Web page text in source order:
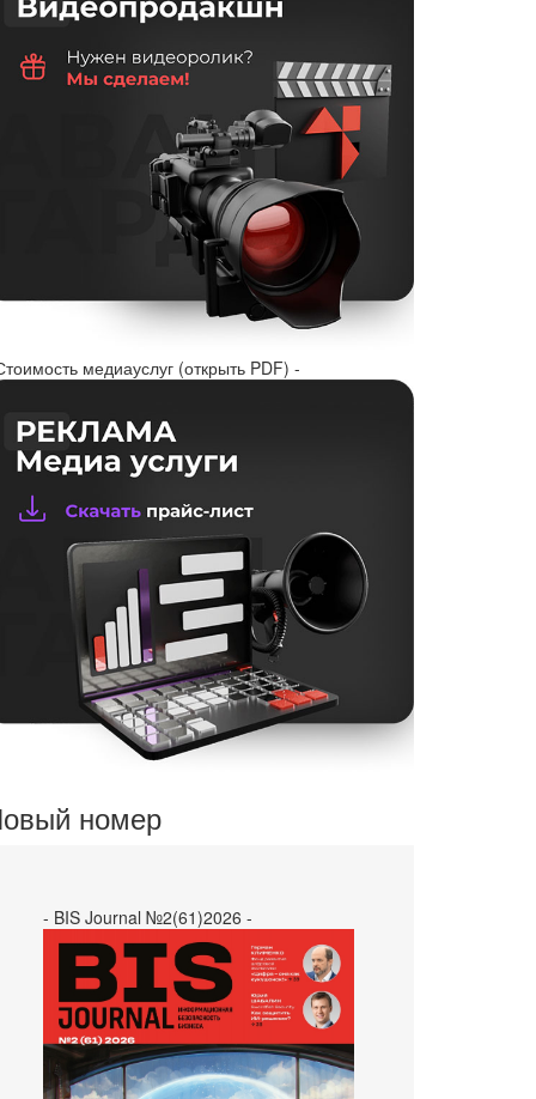
медиауслуг (открыть PDF) -
номер
- BIS Journal №2(61)2026 -